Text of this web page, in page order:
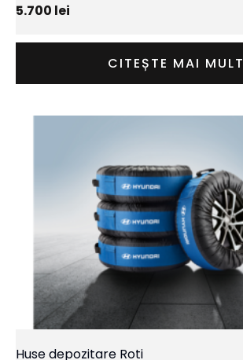
5.700 lei
CITEȘTE MAI MULT
Huse depozitare Roti